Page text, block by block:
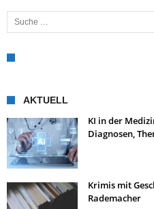
Suche nach:
AKTUELL
KI in der
Diagnosen,
Krimis mit
Rademacher